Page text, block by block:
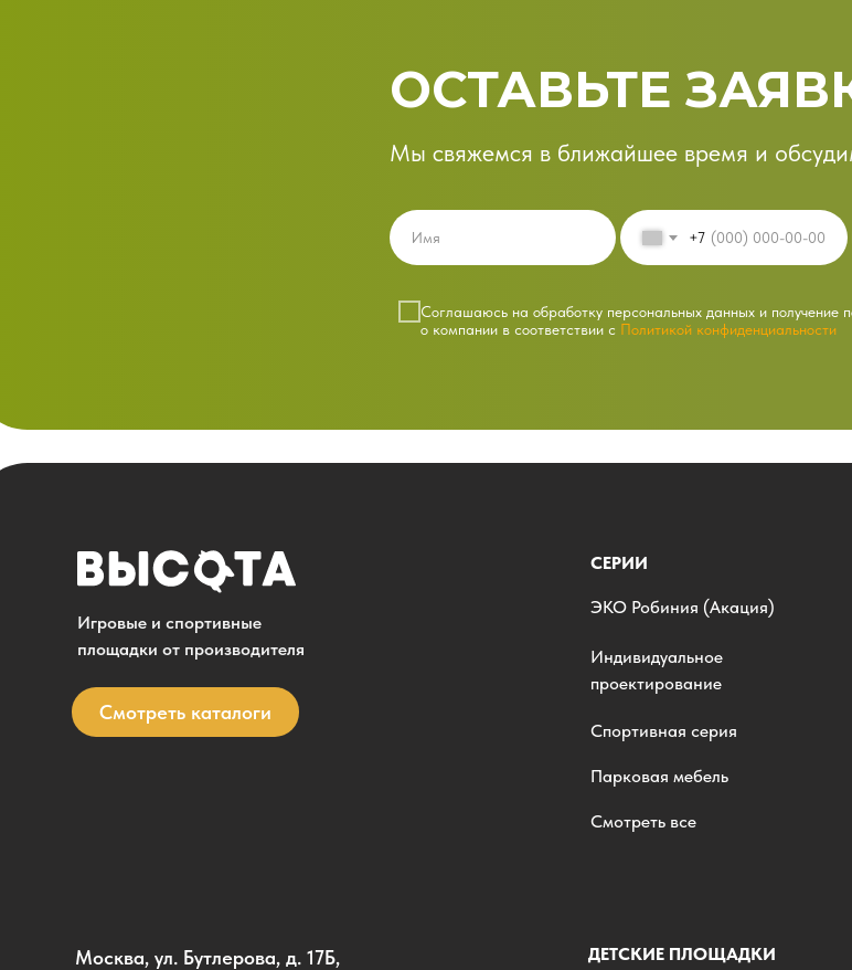
ОСТАВЬТЕ
Мы свяжемся в ближайшее время и
+7
Cоглашаюсь на обработку персональных данных и получение
о компании в соответствии с Политикой конфиденциальности
Смотреть каталоги
Игровые и спортивные
площадки от производителя
СЕРИИ
ЭKO Робиния (Акация)
Спортивная серия
Парковая мебель
Смотреть все
Индивидуальное
проектирование
ДЕТСКИЕ ПЛОЩАДКИ
Москва, ул. Бутлерова, д. 17Б,